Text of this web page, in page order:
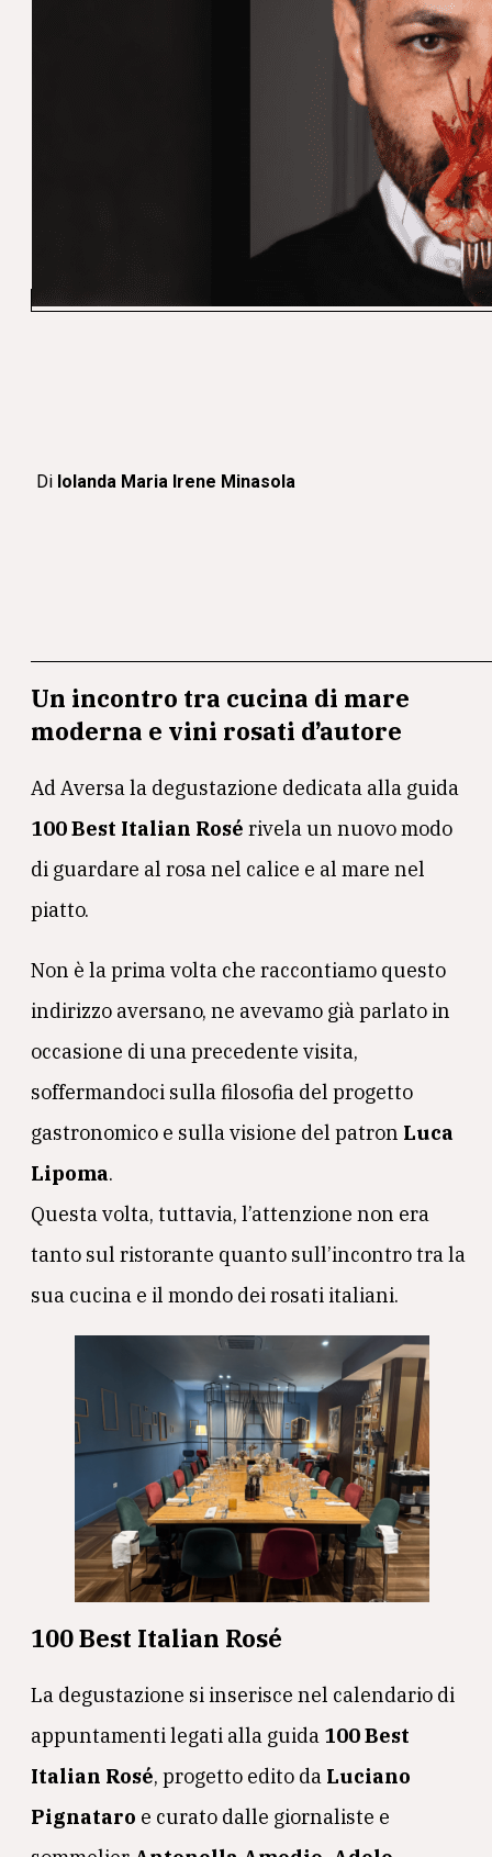
Di Iolanda Maria Irene Minasola
Un incontro tra cucina di mare
moderna e vini rosati d’autore
Ad Aversa la degustazione dedicata alla guida
100 Best Italian Rosé rivela un nuovo modo
di guardare al rosa nel calice e al mare nel
piatto.
Non è la prima volta che raccontiamo questo
indirizzo aversano, ne avevamo già parlato in
occasione di una precedente visita,
soffermandoci sulla filosofia del progetto
gastronomico e sulla visione del patron Luca
Lipoma.
Questa volta, tuttavia, l’attenzione non era
tanto sul ristorante quanto sull’incontro tra la
sua cucina e il mondo dei rosati italiani.
100 Best Italian Rosé
La degustazione si inserisce nel calendario di
appuntamenti legati alla guida 100 Best
Italian Rosé, progetto edito da Luciano
Pignataro e curato dalle giornaliste e